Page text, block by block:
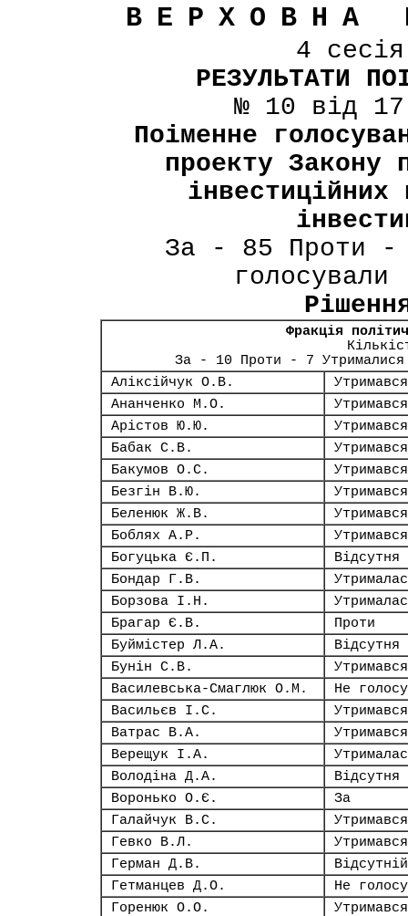
ВЕРХОВНА
4
РЕЗУЛЬТАТИ
№ 10 від
Поіменне
проекту Закону
За - 85 Проти -
Фракція
За - 10 Проти - 7
Аліксійчук О.В.
Утримався
Ананченко М.О.
Утримався
Арістов Ю.Ю.
Утримався
Бабак С.В.
Утримався
Бакумов О.С.
Утримався
Безгін В.Ю.
Утримався
Беленюк Ж.В.
Утримався
Боблях А.Р.
Утримався
Богуцька Є.П.
Відсутня
Бондар Г.В.
Борзова І.Н.
Брагар Є.В.
Проти
Буймістер Л.А.
Відсутня
Бунін С.В.
Утримався
Василевська-Смаглюк О.М.
Не
Васильєв І.С.
Утримався
Ватрас В.А.
Утримався
Верещук І.А.
Володіна Д.А.
Відсутня
Воронько О.Є.
За
Галайчук В.С.
Утримався
Гевко В.Л.
Утримався
Герман Д.В.
Відсутній
Гетманцев Д.О.
Не
Горенюк О.О.
Утримався